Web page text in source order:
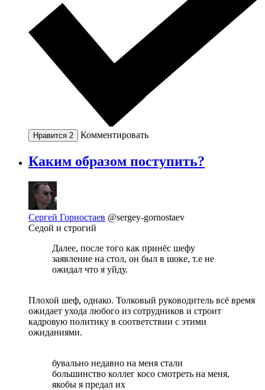
Нравится 2 Комментировать
Каким образом поступить?
Сергей Горностаев @sergey-gornostaev
Седой и строгий
Далее, после того как принёс шефу
заявление на стол, он был в шоке, т.е не
ожидал что я уйду.
Плохой шеф, однако. Толковый руководитель всё время
ожидает ухода любого из сотрудников и строит
кадровую политику в соответствии с этими
ожиданиями.
бувально недавно на меня стали
большинство коллег косо смотреть на меня,
якобы я предал их